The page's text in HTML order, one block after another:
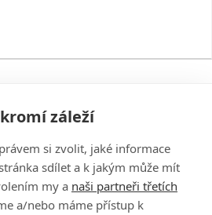
záleží
si zvolit, jaké informace
sdílet a k jakým může mít
my a naši partneři třetích
a/nebo máme přístup k